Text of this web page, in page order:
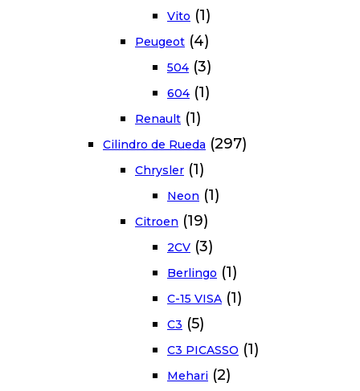
Vito (1)
Peugeot (4)
504 (3)
604 (1)
Renault (1)
Cilindro de Rueda (297)
Chrysler (1)
Neon (1)
Citroen (19)
2CV (3)
Berlingo (1)
C-15 VISA (1)
C3 (5)
C3 PICASSO (1)
Mehari (2)